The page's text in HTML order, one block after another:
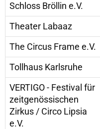
Schloss Bröllin e.V.
Theater Labaaz
The Circus Frame e.V.
Tollhaus Karlsruhe
VERTIGO - Festival für
zeitgenössischen
Zirkus / Circo Lipsia
e.V.